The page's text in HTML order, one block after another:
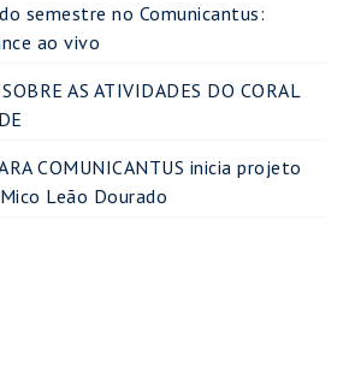
semestre no Comunicantus:
ao vivo
AS ATIVIDADES DO CORAL
COMUNICANTUS inicia projeto
Leão Dourado